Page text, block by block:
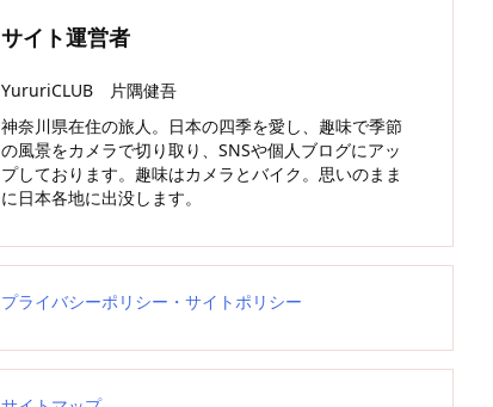
サイト運営者
YururiCLUB 片隅健吾
神奈川県在住の旅人。日本の四季を愛し、趣味で季節
の風景をカメラで切り取り、SNSや個人ブログにアッ
プしております。趣味はカメラとバイク。思いのまま
に日本各地に出没します。
プライバシーポリシー・サイトポリシー